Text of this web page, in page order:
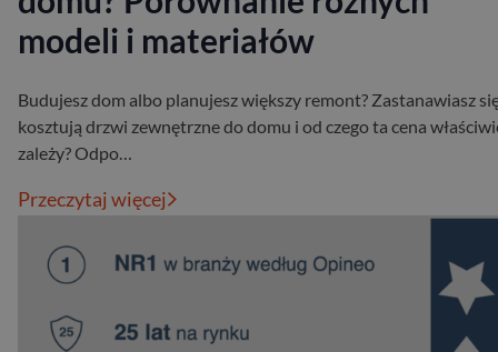
modeli i materiałów
Budujesz dom albo planujesz większy remont? Zastanawiasz
kosztują drzwi zewnętrzne do domu i od czego ta cena
zależy? Odpo…
Przeczytaj więcej